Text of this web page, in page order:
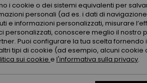
i cookie o dei sistemi equivalenti per
personali (ad es. i dati di
e informazioni personalizzati, misurare
personalizzati, conoscere meglio il nostro
Puoi configurare la tua scelta fornendo
tipi di cookie (ad esempio, alcuni cookie
sui cookie e l'informativa sulla privacy.